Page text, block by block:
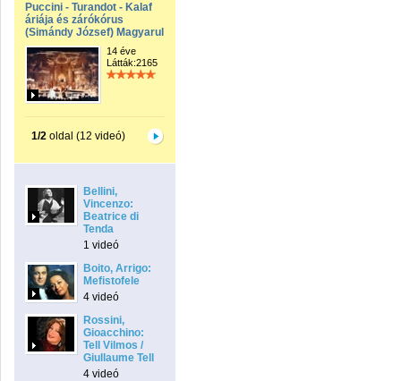
Puccini - Turandot - Kalaf
áriája és zárókórus
(Simándy József) Magyarul
14 éve
Látták:2165
1/2oldal (12 videó)
Bellini,
Vincenzo:
Beatrice di
Tenda
1 videó
Boito, Arrigo:
Mefistofele
4 videó
Rossini,
Gioacchino:
Tell Vilmos /
Giullaume Tell
4 videó